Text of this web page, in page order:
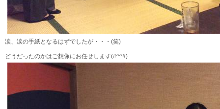
涙、涙の手紙となるはずでしたが・・・(笑)
どうだったのかはご想像にお任せします(#^^#)